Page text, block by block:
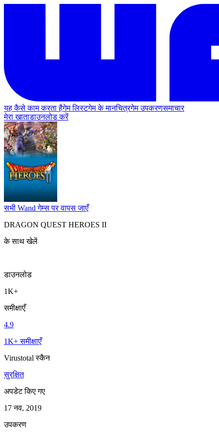
यह कैसे काम करता हैगेम लिस्टगेम के मानचित्रगेम उपकरणसमाचार
मेरा खाताडाउनलोड करें
सभी Wand गेम्स पर वापस जाएँ
DRAGON QUEST HEROES II
के साथ खेलें
डाउनलोड
1K+
समीक्षाएँ
4.9
1K+ समीक्षाएँ
Virustotal स्कैन
सुरक्षित
अपडेट किए गए
17 नव, 2019
उपकरण